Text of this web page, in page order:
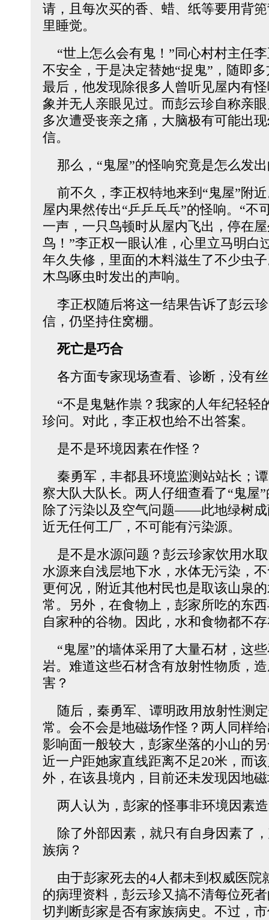
请，且每次买的香、蜡、纸等要用背
里睡觉。
“世上怎么会有鬼！”同心村村主任
不安全，于是决定替她“捉鬼”，随即
最后，他发现除很多人曾听见屋内有
象并无人亲眼见过。而彭云珍自称亲
多次遭受丧亲之痛，大脑极有可能出
信。
那么，“鬼屋”的怪响究竟是怎么发
前不久，李正权特地来到“鬼屋”附
屋内果然传出“乒乒乓乓”的怪响。“不
一声，一只鸟顿时从屋内飞出，停在
鸟！”李正权一眼认准，心里立马明白
年久失修，里面的木料滋生了不少虫
木鸟啄虫时发出的声响。
李正权随后将这一结果告诉了彭云
信，仍坚持住窝棚。
死亡是巧合
各方面专家现场查看、诊断，没有
“不是鬼魅作祟？我家的人年纪轻轻
珍问。对此，李正权也给不出答案。
是不是环境因素在作怪？
秦勇军，丰都县环境监测站站长；
察大队大队长。两人仔细查看了“鬼屋
除了污染以及空气问题――此地绿树成
近无任何工厂，不可能有污染源。
是不是水源问题？彭云珍家饮用水
水源来自浅层地下水，水体无污染，
更何况，附近其他村民也是取该山泉
常。另外，在食物上，彭家所吃的东
自家种的谷物。因此，水和食物都不
“鬼屋”的墙体采用了大量石材，这
岩。难道这些石材含有放射性物质，
害？
随后，秦勇军、谭明政用放射性测
常。会不会是地磁场作怪？两人同样
影响面一般较大，彭家坐落的小山的
近一户距她家直线距离不足20米，而
外，在该县境内，目前还未发现因地
两人认为，彭家的怪事非环境因素
除了外部因素，就只有自身因素了
族病？
由于彭家死去的4人都未到权威医院
的病理资料，彭云珍又搞不清每位死
切判断彭家是否有家族病史。不过，